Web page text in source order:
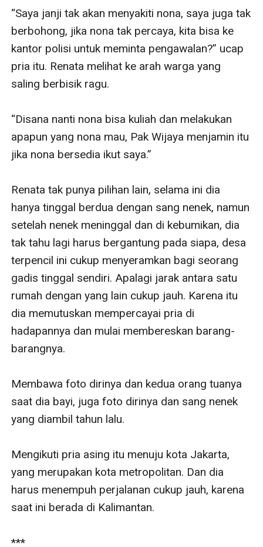
“Saya janji tak akan menyakiti nona, saya juga tak
berbohong, jika nona tak percaya, kita bisa ke
kantor polisi untuk meminta pengawalan?” ucap
pria itu. Renata melihat ke arah warga yang
saling berbisik ragu.
“Disana nanti nona bisa kuliah dan melakukan
apapun yang nona mau, Pak Wijaya menjamin itu
jika nona bersedia ikut saya.”
Renata tak punya pilihan lain, selama ini dia
hanya tinggal berdua dengan sang nenek, namun
setelah nenek meninggal dan di kebumikan, dia
tak tahu lagi harus bergantung pada siapa, desa
terpencil ini cukup menyeramkan bagi seorang
gadis tinggal sendiri. Apalagi jarak antara satu
rumah dengan yang lain cukup jauh. Karena itu
dia memutuskan mempercayai pria di
hadapannya dan mulai membereskan barang-
barangnya.
Membawa foto dirinya dan kedua orang tuanya
saat dia bayi, juga foto dirinya dan sang nenek
yang diambil tahun lalu.
Mengikuti pria asing itu menuju kota Jakarta,
yang merupakan kota metropolitan. Dan dia
harus menempuh perjalanan cukup jauh, karena
saat ini berada di Kalimantan.
***